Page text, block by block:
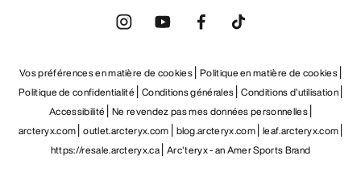
Vos préférences en matière de cookies Politique en matière de cookies
Politique de confidentialité Conditions générales Conditions d’utilisation
Accessibilité Ne revendez pas mes données personnelles
arcteryx.com outlet.arcteryx.com blog.arcteryx.com leaf.arcteryx.com
https://resale.arcteryx.ca Arc'teryx - an Amer Sports Brand